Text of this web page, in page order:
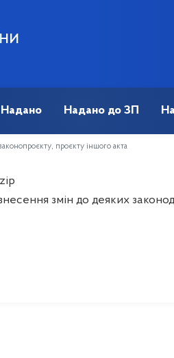
Надано Надано до ЗП
проєкту іншого акта
змін до деяких